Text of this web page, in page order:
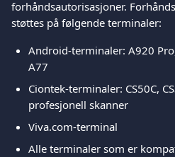
forhåndsautorisasjoner.
støttes på følgende terminaler:
Android-terminaler: A920
A77
Ciontek-terminaler: CS50C,
profesjonell skanner
Viva.com-terminal
Alle terminaler som er